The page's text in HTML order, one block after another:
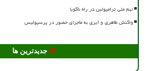
تیم ملی ترامپولین در راه ناگویا
واکنش طاهری و ایری به ماجرای حضور در پرسپولیس
جدیدترین ها